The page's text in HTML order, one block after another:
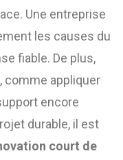
Une entreprise
les causes du
fiable. De plus,
comme appliquer
encore
durable, il est
court de